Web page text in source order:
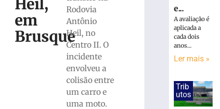
Heil,
em
Brusque
Rodovia
Antônio
Heil, no
Centro II. O
incidente
envolveu a
colisão entre
um carro e
uma moto.
Homem
tropeça
pista
e...
A avaliação é
aplicada a
cada dois
anos...
Ler mais »
Trib
utos